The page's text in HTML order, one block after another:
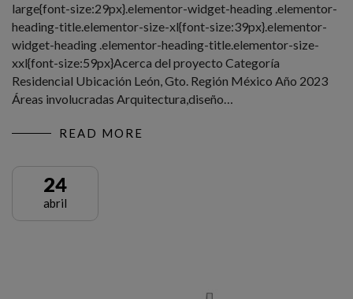
large{font-size:29px}.elementor-widget-heading .elementor-
heading-title.elementor-size-xl{font-size:39px}.elementor-
widget-heading .elementor-heading-title.elementor-size-
xxl{font-size:59px}Acerca del proyecto Categoría
Residencial Ubicación León, Gto. Región México Año 2023
Áreas involucradas Arquitectura,diseño…
READ MORE
24
abril